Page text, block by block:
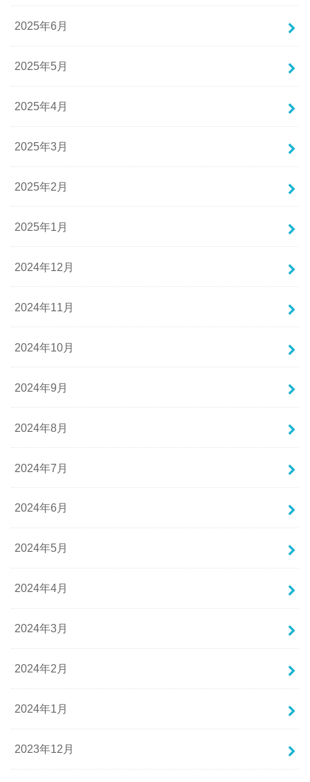
2025年6月
2025年5月
2025年4月
2025年3月
2025年2月
2025年1月
2024年12月
2024年11月
2024年10月
2024年9月
2024年8月
2024年7月
2024年6月
2024年5月
2024年4月
2024年3月
2024年2月
2024年1月
2023年12月